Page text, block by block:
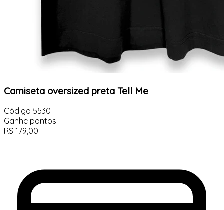
Camiseta oversized preta Tell Me
Código 5530
Ganhe pontos
R$ 179,00